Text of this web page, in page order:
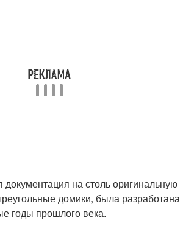
документация на столь оригинальную
домики, была разработана
годы прошлого века.